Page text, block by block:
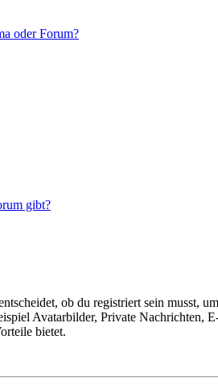
oder Forum?
gibt?
ob du registriert sein musst,
Avatarbilder, Private Nachrichten,
bietet.